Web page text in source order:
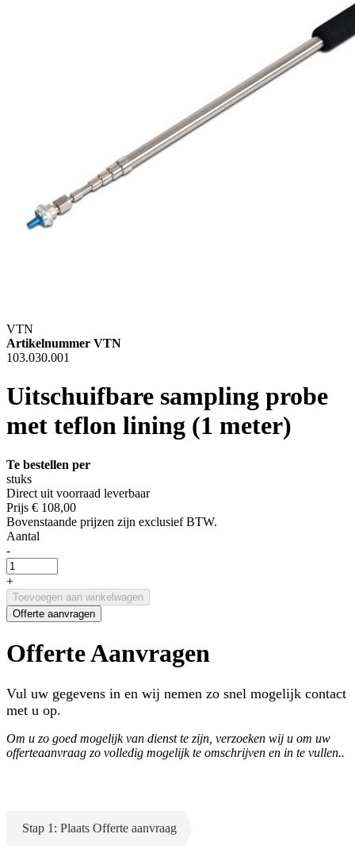
VTN
Artikelnummer VTN
103.030.001
Uitschuifbare sampling probe
met teflon lining (1 meter)
Te bestellen per
stuks
Direct uit voorraad leverbaar
Prijs € 108,00
Bovenstaande prijzen zijn exclusief BTW.
Aantal
-
+
Toevoegen aan winkelwagen
Offerte aanvragen
Offerte Aanvragen
Vul uw gegevens in en wij nemen zo snel mogelijk contact
met u op.
Om u zo goed mogelijk van dienst te zijn, verzoeken wij u om uw
offerteaanvraag zo volledig mogelijk te omschrijven en in te vullen..
Stap 1: Plaats Offerte aanvraag